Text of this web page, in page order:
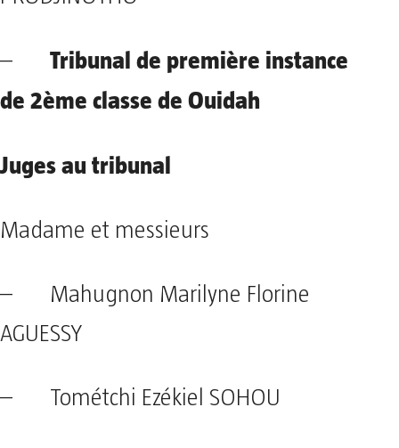
– Tribunal de première instance
de 2ème classe de Ouidah
Juges au tribunal
Madame et messieurs
– Mahugnon Marilyne Florine
AGUESSY
– Tométchi Ezékiel SOHOU